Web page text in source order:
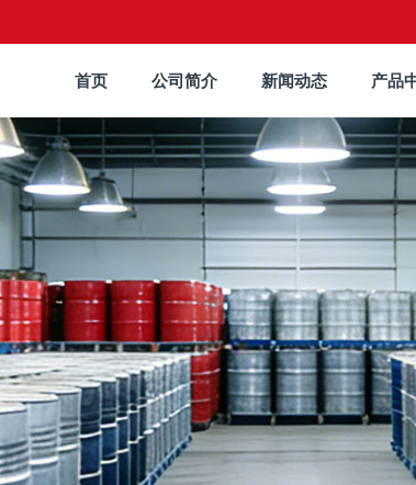
首页 公司简介 新闻动态 产品